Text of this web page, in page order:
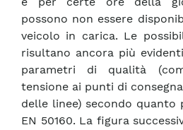
possono non essere
veicolo in carica. Le
risultano ancora più
parametri di qualità
tensione ai punti di
delle linee) secondo quanto
EN 50160. La figura